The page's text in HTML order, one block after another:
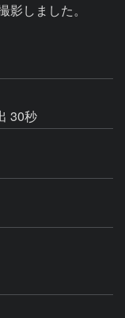
しました。
30秒